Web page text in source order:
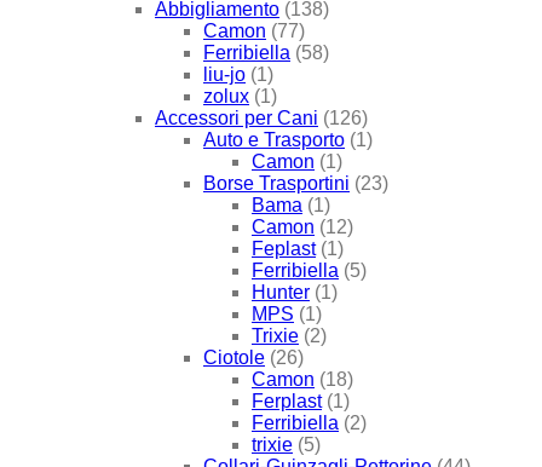
Abbigliamento (138)
Camon (77)
Ferribiella (58)
liu-jo (1)
zolux (1)
Accessori per Cani (126)
Auto e Trasporto (1)
Camon (1)
Borse Trasportini (23)
Bama (1)
Camon (12)
Feplast (1)
Ferribiella (5)
Hunter (1)
MPS (1)
Trixie (2)
Ciotole (26)
Camon (18)
Ferplast (1)
Ferribiella (2)
trixie (5)